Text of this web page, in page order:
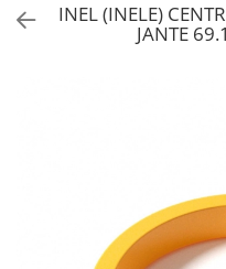
INEL (INELE)
JANTE